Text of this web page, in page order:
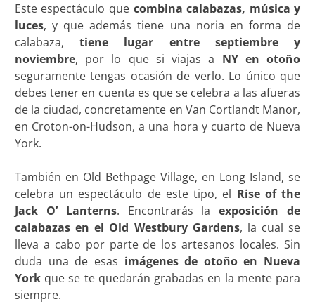
Este espectáculo que combina calabazas, música y
luces, y que además tiene una noria en forma de
calabaza,tiene lugar entre septiembre y
noviembre, por lo que si viajas a NY en otoño
seguramente tengas ocasión de verlo. Lo único que
debes tener en cuenta es que se celebra a las afueras
de la ciudad, concretamente en Van Cortlandt Manor,
en Croton-on-Hudson, a una hora y cuarto de Nueva
York.
También en Old Bethpage Village, en Long Island, se
celebra un espectáculo de este tipo, el Rise of the
Jack O’ Lanterns. Encontrarás laexposición de
calabazas en el Old Westbury Gardens, la cual se
lleva a cabo por parte de los artesanos locales. Sin
duda una de esas imágenes de otoño en Nueva
Yorkque se te quedarán grabadas en la mente para
siempre.